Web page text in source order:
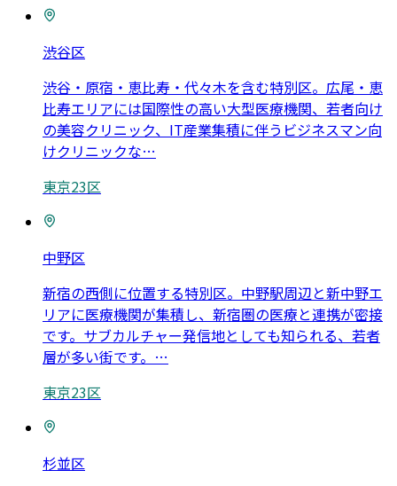
渋谷区
渋谷・原宿・恵比寿・代々木を含む特別区。広尾・恵
比寿エリアには国際性の高い大型医療機関、若者向け
の美容クリニック、IT産業集積に伴うビジネスマン向
けクリニックな…
東京23区
中野区
新宿の西側に位置する特別区。中野駅周辺と新中野エ
リアに医療機関が集積し、新宿圏の医療と連携が密接
です。サブカルチャー発信地としても知られる、若者
層が多い街です。 …
東京23区
杉並区